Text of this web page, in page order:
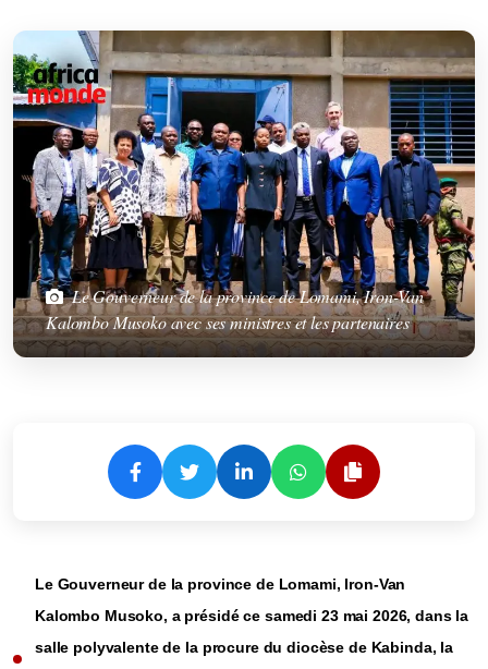
Le Gouverneur de la province de Lomami, Iron-Van
Kalombo Musoko avec ses ministres et les partenaires
Le Gouverneur de la province de Lomami, Iron-Van
Kalombo Musoko, a présidé ce samedi 23 mai 2026, dans la
salle polyvalente de la procure du diocèse de Kabinda, la